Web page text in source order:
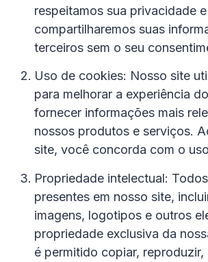
respeitamos sua privacidade
compartilharemos suas
terceiros sem o seu
Uso de cookies: Nosso site
para melhorar a experiência
fornecer informações mais
nossos produtos e serviços.
site, você concorda com o
Propriedade intelectual:
presentes em nosso site,
imagens, logotipos e outros
propriedade exclusiva da
é permitido copiar, reproduzir,